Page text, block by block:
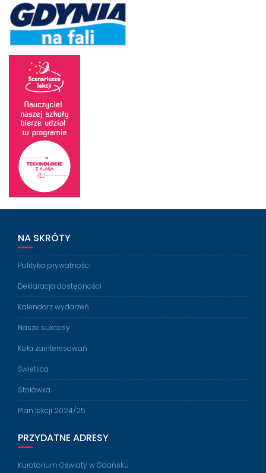
NA SKRÓTY
Polityka prywatności
Deklaracja dostępności
Kalendarz wydarzeń
Nasze sukcesy
Koła zainteresowań
Świetlica
Stołówka
Plan lekcji 2024/25
PRZYDATNE ADRESY
Kuratorium Oświaty w Gdańsku